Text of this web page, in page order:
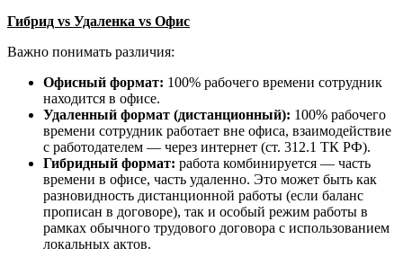
Гибрид vs Удаленка vs Офис
Важно понимать различия:
Офисный формат: 100% рабочего времени сотрудник
находится в офисе.
Удаленный формат (дистанционный): 100% рабочего
времени сотрудник работает вне офиса, взаимодействие
с работодателем — через интернет (ст. 312.1 ТК РФ).
Гибридный формат: работа комбинируется — часть
времени в офисе, часть удаленно. Это может быть как
разновидность дистанционной работы (если баланс
прописан в договоре), так и особый режим работы в
рамках обычного трудового договора с использованием
локальных актов.